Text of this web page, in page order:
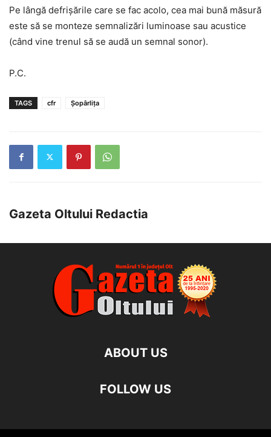
Pe lângă defrișările care se fac acolo, cea mai bună măsură
este să se monteze semnalizări luminoase sau acustice
(când vine trenul să se audă un semnal sonor).
P.C.
TAGS cfr Șopârlița
Gazeta Oltului Redactia
ABOUT US
FOLLOW US